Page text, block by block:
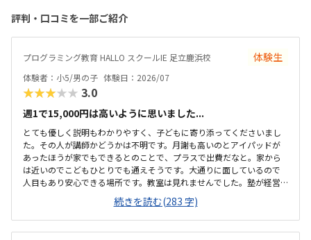
評判・口コミを一部ご紹介
プログラミング教育 HALLO スクールIE 足立鹿浜校 体験生
体験者：小5/男の子 体験日：2026/07
★★★★★ 3.0
週1で15,000円は高いように思いました...
とても優しく説明もわかりやすく、子どもに寄り添ってくださいまし
た。その人が講師かどうかは不明です。月謝も高いのとアイパッドが
あったほうが家でもできるとのことで、プラスで出費だなと。家から
は近いのでこどもひとりでも通えそうです。大通りに面しているので
人目もあり安心できる場所です。教室は見れませんでした。塾が経営
しているとのことで塾の方の教室は少し覗けました。建物自体が古い
感じでした。週1で15,000円は高いように思いました。もう少し回数を
増やしてもらうか、下げてもらえると助かります。説明してくれた方
はとても説明がわかりやすく、こどもに寄り添ってくださいました。
続きを読む(283 字)